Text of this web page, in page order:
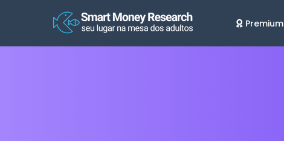
Premium